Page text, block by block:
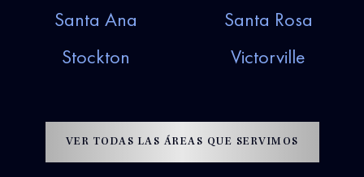
Santa Ana
Santa Rosa
Stockton
Victorville
VER TODAS LAS ÁREAS QUE SERVIMOS